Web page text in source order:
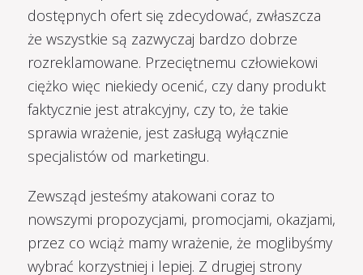
dostępnych ofert się zdecydować, zwłaszcza
że wszystkie są zazwyczaj bardzo dobrze
rozreklamowane. Przeciętnemu człowiekowi
ciężko więc niekiedy ocenić, czy dany produkt
faktycznie jest atrakcyjny, czy to, że takie
sprawia wrażenie, jest zasługą wyłącznie
specjalistów od marketingu.
Zewsząd jesteśmy atakowani coraz to
nowszymi propozycjami, promocjami, okazjami,
przez co wciąż mamy wrażenie, że moglibyśmy
wybrać korzystniej i lepiej. Z drugiej strony